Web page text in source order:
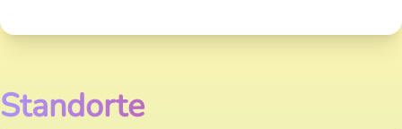
Standorte